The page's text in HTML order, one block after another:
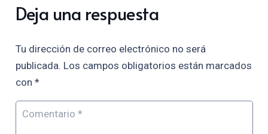
Deja una respuesta
Tu dirección de correo electrónico no será
publicada. Los campos obligatorios están marcados
con *